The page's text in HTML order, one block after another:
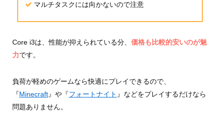
マルチタスクには向かないので注意
Core i3は、性能が抑えられている分、 価格も比較的安いのが魅
力です。
負荷が軽めのゲームなら快適にプレイできるので、
『Minecraft』や『フォートナイト 』などをプレイするだけなら
問題ありません。